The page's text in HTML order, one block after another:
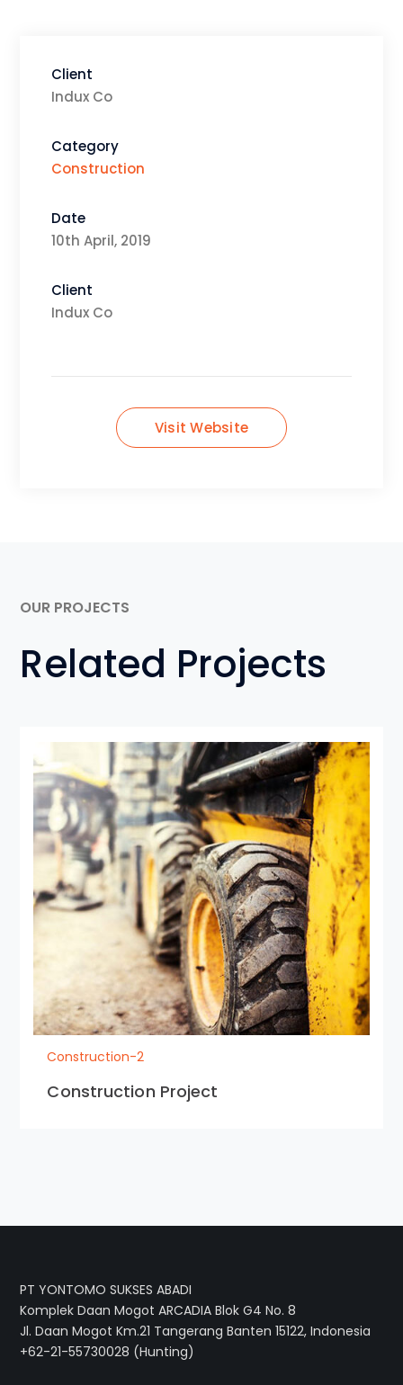
Client
Indux Co
Category
Construction
Date
10th April, 2019
Client
Indux Co
Visit Website
OUR PROJECTS
Related Projects
Construction-2
Construction Project
PT YONTOMO SUKSES ABADI
Komplek Daan Mogot ARCADIA Blok G4 No. 8
Jl. Daan Mogot Km.21 Tangerang Banten 15122, Indonesia
+62-21-55730028 (Hunting)